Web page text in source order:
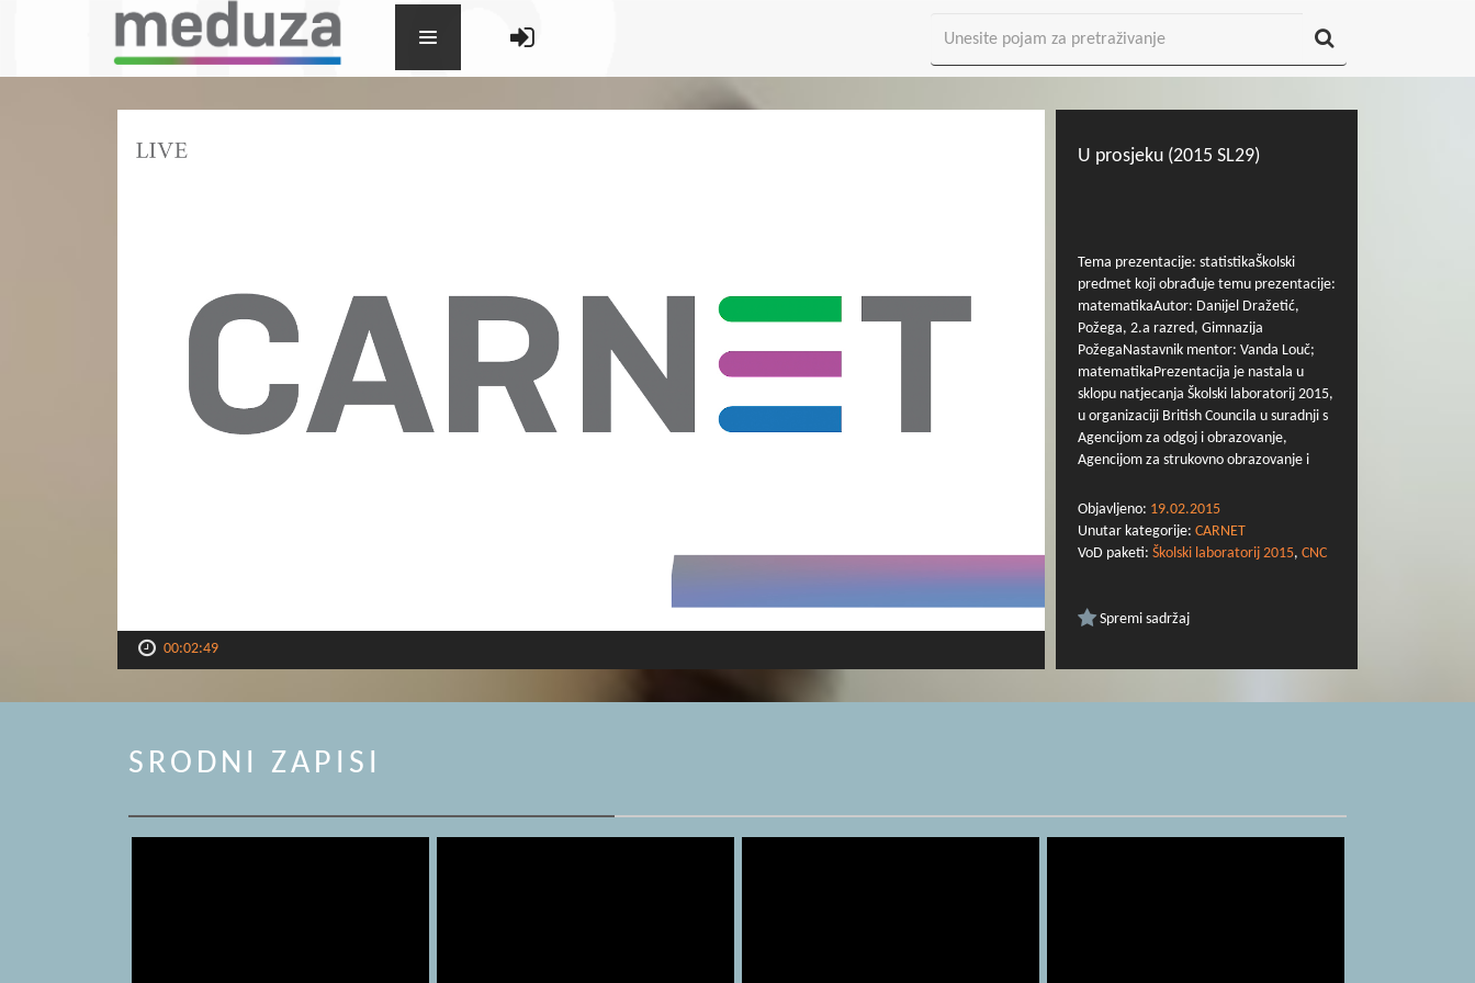
00:02:49
U prosjeku (2015 SL29)
Tema prezentacije: statistikaŠkolski
predmet koji obrađuje temu prezentacije:
matematikaAutor: Danijel Dražetić,
Požega, 2.a razred, Gimnazija
PožegaNastavnik mentor: Vanda Louč;
matematikaPrezentacija je nastala u
sklopu natjecanja Školski laboratorij 2015,
u organizaciji British Councila u suradnji s
Agencijom za odgoj i obrazovanje,
Agencijom za strukovno obrazovanje i
Objavljeno: 19.02.2015
Unutar kategorije: CARNET
VoD paketi: Školski laboratorij 2015, CNC
Spremi sadržaj
SRODNI ZAPISI